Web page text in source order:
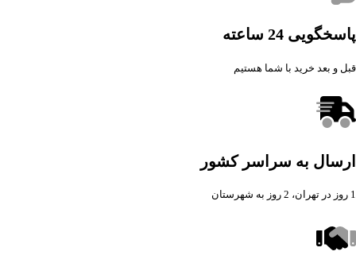
پاسخگویی 24 ساعته
قبل و بعد خرید با شما هستیم
ارسال به سراسر کشور
1 روز در تهران، 2 روز به شهرستان